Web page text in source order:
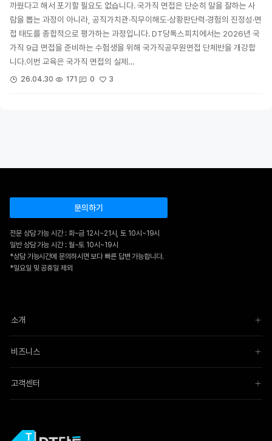
까웠다고 해서 포기할 필요도 없습니다. 국가직 면접은 단순히 말을 잘하는 사
람을 뽑는 과정이 아니라, 공직가치관·직무이해도·상황판단력·경험의 진정성·면
접 태도를 종합적으로 평가하는 과정입니다. DT당톡스피치에서는 2026년 국
가직 9급 면접을 준비하는 수험생을 위해 국가직공무원면접 단체반을 개강합
니다.이번 교육은 국가직 면접의 실제…
26.04.30 171 0 3
문의하기
전문 상담 가능 시간 : 화~금 12시~21시, 토 10시~19시
일반 상담 가능 시간 : 월~토 10시~19시
*상담 가능시간에 문의하시면 보다 빠른 답변 가능합니다.
*일요일 및 공휴일 제외
소개
비즈니스
고객센터